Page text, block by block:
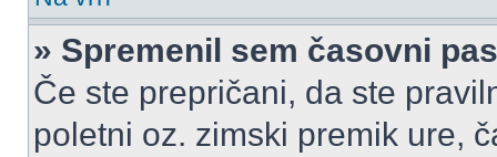
» Spremenil sem časovni
Če ste prepričani, da ste
poletni oz. zimski premik ure,